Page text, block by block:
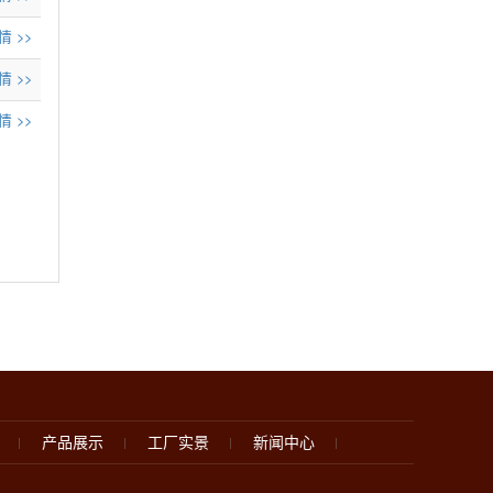
>>
>>
>>
产品展示 工厂实景 新闻中心